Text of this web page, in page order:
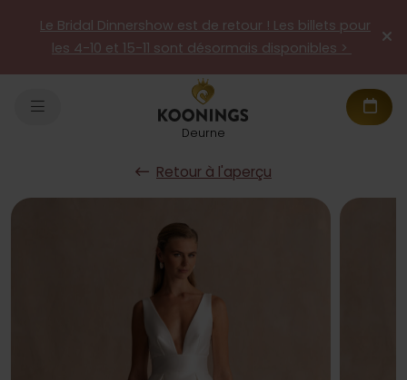
Le Bridal Dinnershow est de retour ! Les billets pour
les 4-10 et 15-11 sont désormais disponibles >
Deurne
Retour à l'aperçu